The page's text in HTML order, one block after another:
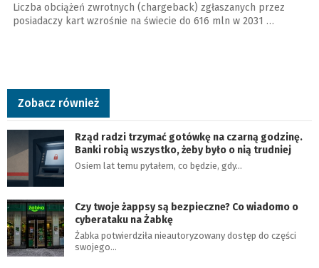
Liczba obciążeń zwrotnych (chargeback) zgłaszanych przez
posiadaczy kart wzrośnie na świecie do 616 mln w 2031 …
Zobacz również
Rząd radzi trzymać gotówkę na czarną godzinę.
Banki robią wszystko, żeby było o nią trudniej
Osiem lat temu pytałem, co będzie, gdy…
Czy twoje żappsy są bezpieczne? Co wiadomo o
cyberataku na Żabkę
Żabka potwierdziła nieautoryzowany dostęp do części
swojego…